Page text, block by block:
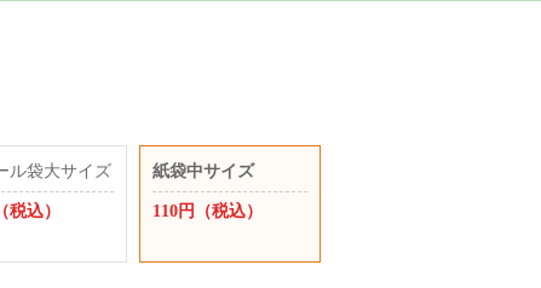
ル袋大サイズ
税込）
紙袋中サイズ
110円（税込）